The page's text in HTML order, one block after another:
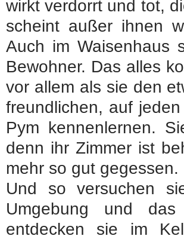
wirkt verdorrt und tot,
scheint außer ihnen
Auch im Waisenhaus
Bewohner. Das alles
vor allem als sie den
freundlichen, auf
Pym kennenlernen.
denn ihr Zimmer ist
mehr so gut gegessen.
Und so versuchen
Umgebung und
entdecken sie im